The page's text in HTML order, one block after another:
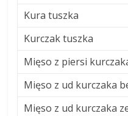
Kura tuszka
Kurczak tuszka
Mięso z piersi
Mięso z ud kurczaka
Mięso z ud kurczaka